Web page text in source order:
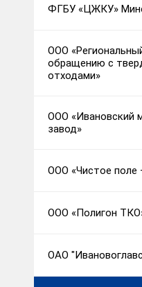
ФГБУ «ЦЖКУ»
ООО
обращению с
отходами»
ООО «Ивановский
завод»
ООО «Чистое поле
ООО «Полигон
ОАО